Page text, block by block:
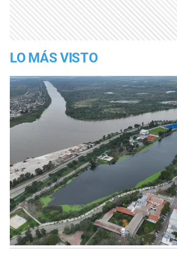
LO MÁS VISTO